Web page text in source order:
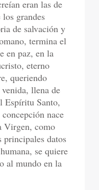
eran las de
grandes
de salvación y
termina el
en paz, en la
eterno
queriendo
llena de
Espíritu Santo,
concepción nace
Virgen, como
datos
se quiere
al mundo en la